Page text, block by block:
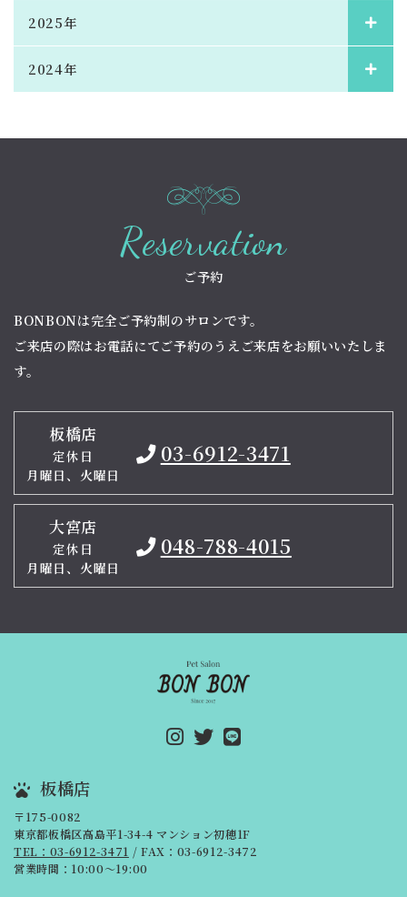
2025年
2024年
Reservation
ご予約
BONBONは完全ご予約制のサロンです。
ご来店の際はお電話にてご予約のうえご来店をお願いいたしま
す。
板橋店
定休日
月曜日、火曜日
03-6912-3471
大宮店
定休日
月曜日、火曜日
048-788-4015
板橋店
〒175-0082
東京都板橋区高島平1-34-4 マンション初穂1F
TEL：03-6912-3471 / FAX：03-6912-3472
営業時間：10:00～19:00